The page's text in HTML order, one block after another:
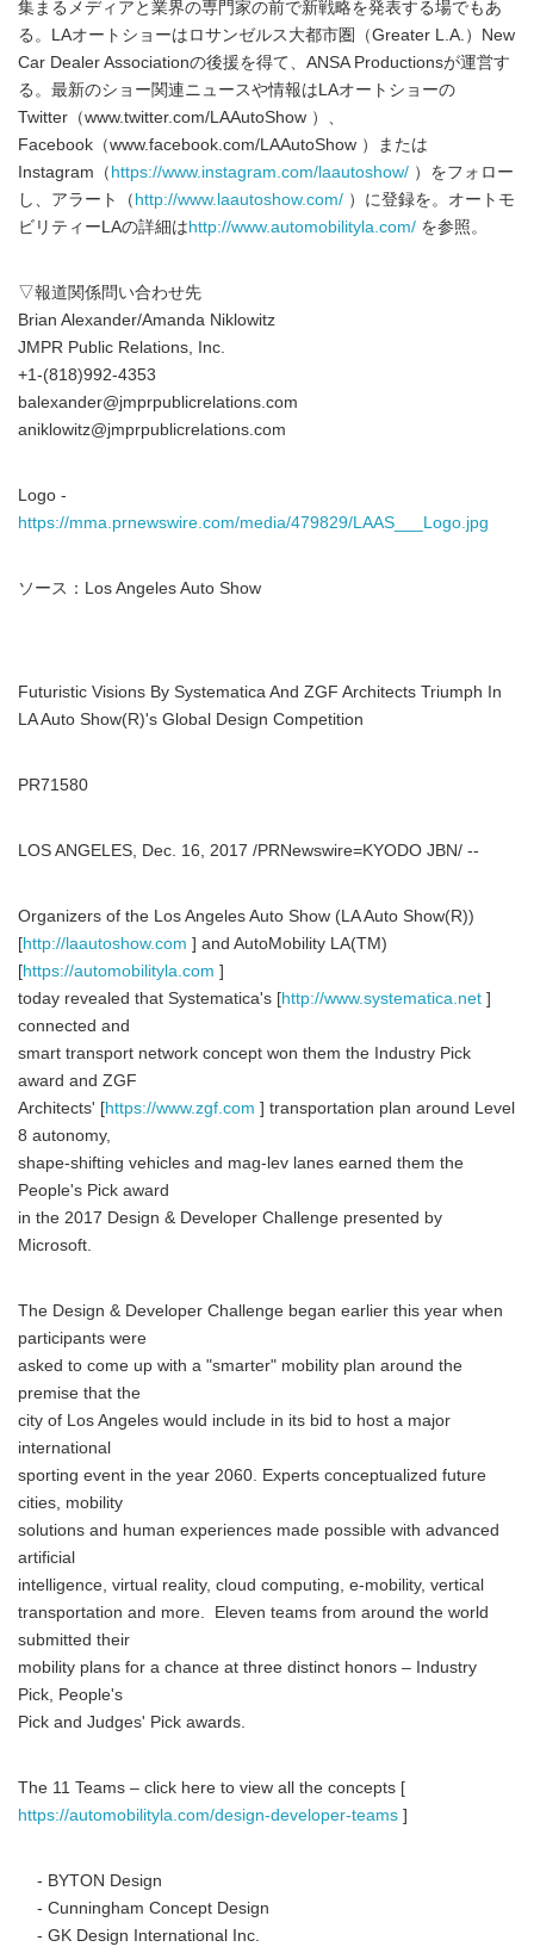
集まるメディアと業界の専門家の前で新戦略を発表する場でもあ
る。LAオートショーはロサンゼルス大都市圏（Greater L.A.）New
Car Dealer Associationの後援を得て、ANSA Productionsが運営す
る。最新のショー関連ニュースや情報はLAオートショーの
Twitter（www.twitter.com/LAAutoShow ）、
Facebook（www.facebook.com/LAAutoShow ）または
Instagram（ https://www.instagram.com/laautoshow/ ）をフォロー
し、アラート（ http://www.laautoshow.com/ ）に登録を。オートモ
ビリティーLAの詳細は http://www.automobilityla.com/ を参照。
▽報道関係問い合わせ先
Brian Alexander/Amanda Niklowitz
JMPR Public Relations, Inc.
+1-(818)992-4353
balexander@jmprpublicrelations.com
aniklowitz@jmprpublicrelations.com
Logo -
https://mma.prnewswire.com/media/479829/LAAS___Logo.jpg
ソース：Los Angeles Auto Show
Futuristic Visions By Systematica And ZGF Architects Triumph In
LA Auto Show(R)'s Global Design Competition
PR71580
LOS ANGELES, Dec. 16, 2017 /PRNewswire=KYODO JBN/ --
Organizers of the Los Angeles Auto Show (LA Auto Show(R))
[http://laautoshow.com ] and AutoMobility LA(TM)
[https://automobilityla.com ]
today revealed that Systematica's [http://www.systematica.net ]
connected and
smart transport network concept won them the Industry Pick
award and ZGF
Architects' [https://www.zgf.com ] transportation plan around Level
8 autonomy,
shape-shifting vehicles and mag-lev lanes earned them the
People's Pick award
in the 2017 Design & Developer Challenge presented by
Microsoft.
The Design & Developer Challenge began earlier this year when
participants were
asked to come up with a "smarter" mobility plan around the
premise that the
city of Los Angeles would include in its bid to host a major
international
sporting event in the year 2060. Experts conceptualized future
cities, mobility
solutions and human experiences made possible with advanced
artificial
intelligence, virtual reality, cloud computing, e-mobility, vertical
transportation and more. Eleven teams from around the world
submitted their
mobility plans for a chance at three distinct honors – Industry
Pick, People's
Pick and Judges' Pick awards.
The 11 Teams – click here to view all the concepts [
https://automobilityla.com/design-developer-teams ]
- BYTON Design
- Cunningham Concept Design
- GK Design International Inc.